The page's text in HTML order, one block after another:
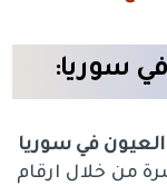
سوريا:
في سوريا
من خلال ارقام